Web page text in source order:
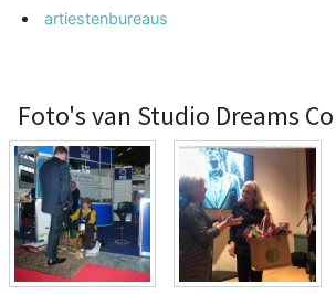
artiestenbureaus
Foto's van Studio Dreams